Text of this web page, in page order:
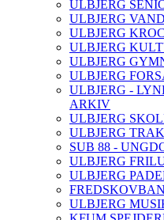
ULBJERG
ULBJERG
ULBJERG
ULBJERG
ULBJERG
ULBJERG
ULBJERG -
ARKIV
ULBJERG
ULBJERG
SUB 88 -
ULBJERG
ULBJERG
ULBJERG